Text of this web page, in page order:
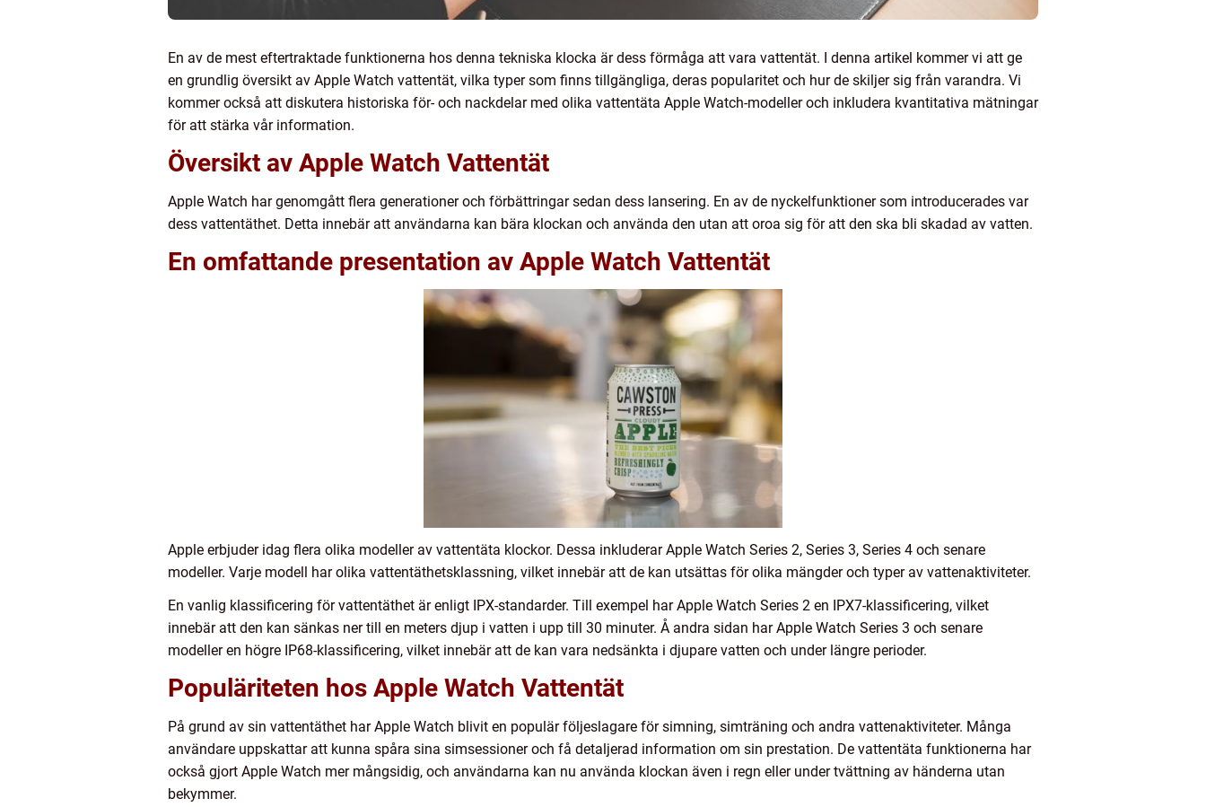
En av de mest eftertraktade funktionerna hos denna tekniska klocka är dess förmåga att vara vattentät. I denna artikel kommer vi att ge
en grundlig översikt av Apple Watch vattentät, vilka typer som finns tillgängliga, deras popularitet och hur de skiljer sig från varandra. Vi
kommer också att diskutera historiska för- och nackdelar med olika vattentäta Apple Watch-modeller och inkludera kvantitativa mätningar
för att stärka vår information.
Översikt av Apple Watch Vattentät
Apple Watch har genomgått flera generationer och förbättringar sedan dess lansering. En av de nyckelfunktioner som introducerades var
dess vattentäthet. Detta innebär att användarna kan bära klockan och använda den utan att oroa sig för att den ska bli skadad av vatten.
En omfattande presentation av Apple Watch Vattentät
Apple erbjuder idag flera olika modeller av vattentäta klockor. Dessa inkluderar Apple Watch Series 2, Series 3, Series 4 och senare
modeller. Varje modell har olika vattentäthetsklassning, vilket innebär att de kan utsättas för olika mängder och typer av vattenaktiviteter.
En vanlig klassificering för vattentäthet är enligt IPX-standarder. Till exempel har Apple Watch Series 2 en IPX7-klassificering, vilket
innebär att den kan sänkas ner till en meters djup i vatten i upp till 30 minuter. Å andra sidan har Apple Watch Series 3 och senare
modeller en högre IP68-klassificering, vilket innebär att de kan vara nedsänkta i djupare vatten och under längre perioder.
Populäriteten hos Apple Watch Vattentät
På grund av sin vattentäthet har Apple Watch blivit en populär följeslagare för simning, simträning och andra vattenaktiviteter. Många
användare uppskattar att kunna spåra sina simsessioner och få detaljerad information om sin prestation. De vattentäta funktionerna har
också gjort Apple Watch mer mångsidig, och användarna kan nu använda klockan även i regn eller under tvättning av händerna utan
bekymmer.